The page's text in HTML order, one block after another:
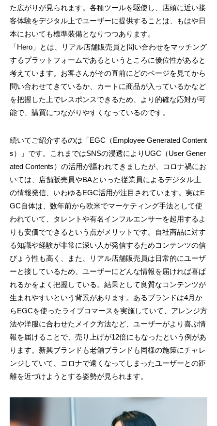
た広がりが見られます。各種ツールを駆使し、店頭に近い接
客体験をデジタル上でユーザーに提供することは、もはや日
本においても標準装備となりつつあります。
「Hero」とは、リアル店舗販売員と問い合わせをマッチング
するプラットフォームであるというところに優位性があると
考えています。お客さんがその直前にどのページを見てから
問い合わせてきているか、カートに商品が入っているかなど
を把握した上でレスポンスできるため、より的確な応対が可
能で、購買につながりやすくなっているのです。
続いてご紹介するのは「EGC（Employee Generated Content
s）」です。これまではSNSの浸透によりUGC（User Gener
ated Contents）の活用が謳われてきましたが、コロナ禍にお
いては、店舗販売員やBAといった従業員によるデジタル上
の情報発信、いわゆるEGC活用が注目されています。実はE
GC自体は、数年前から欧米でマーケティング手法として使
われていて、タレントや有名インフルエンサーを起用するよ
りも安価でできるという点がメリットです。自社商品に対す
る知識や経験が非常に深い人が発信するためコンテンツの信
ぴょう性も高く、また、リアル店舗販売員は日常的にユーザ
ーと接しているため、ユーザーにどんな情報を届ければ喜ば
れるかをよく把握している。結果として良質なコンテンツが
生まれやすいという背景があります。あるブランドは4月か
らEGCを使ったライブコマースを実施していて、アレンジ方
法や洋服に合わせたメイク方法など、ユーザーがより喜ぶ情
報を届けることで、売り上げが12倍にもなったという例があ
ります。新興ブランドも老舗ブランドも同様の施策にチャレ
ンジしていて、コロナで遠くなってしまったユーザーとの距
離を近づけようとする姿勢が見られます。